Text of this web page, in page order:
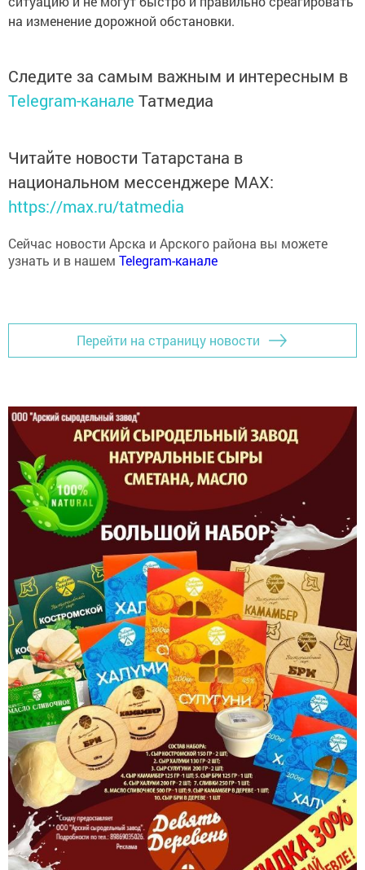
на изменение дорожной обстановки.
Telegram-каналеТатмедиа
Читайте новости Татарстана в
национальном мессенджере MАХ:
https://max.ru/tatmedia
узнать и в нашемTelegram-канале
Перейти на страницу новости